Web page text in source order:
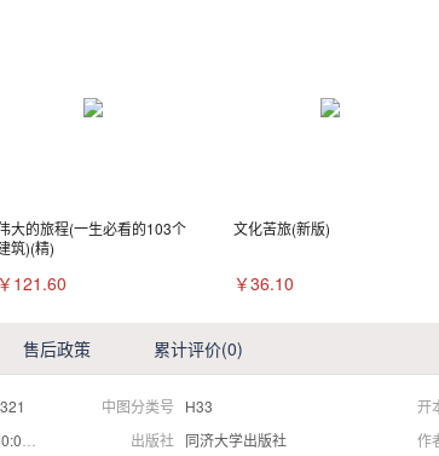
大的旅程(一生必看的103个
筑)(精)
￥121.60
文化苦旅(新版)
￥36.10
售后政策 累计评价(0)
中图分类号 H33 开
出版社 同济大学出版社 作